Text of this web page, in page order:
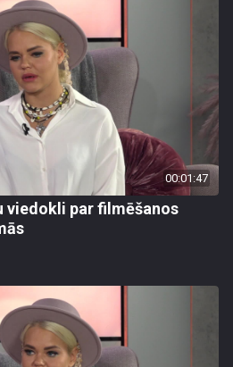
00:01:47
viedokli par filmēšanos